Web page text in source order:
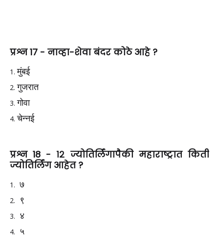
प्रश्न 17 - नाव्हा-शेवा बंदर कोठे आहे ?
मुंबई
गुजरात
गोवा
चेन्नई
प्रश्न 18 - १२ ज्योतिर्लिंगापैकी महाराष्ट्रात किती
ज्योतिर्लिंग आहेत ?
७
९
‌ ४
५